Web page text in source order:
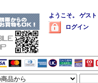
ようこそ。 ゲス
ログイン